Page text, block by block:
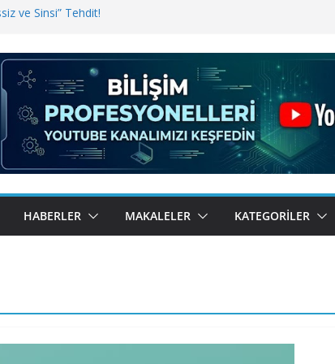
ve Sinsi” Tehdit!
Bugün BulutTahsilat’ta
Kemal Oral Tüm Sorularımızı
HABERLER MAKALELER KATEGORILER